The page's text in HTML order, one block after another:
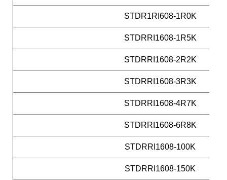
STDR1RI608-1R0K
STDRRI1608-1R5K
STDRRI1608-2R2K
STDRRI1608-3R3K
STDRRI1608-4R7K
STDRRI1608-6R8K
STDRRI1608-100K
STDRRI1608-150K